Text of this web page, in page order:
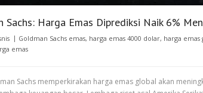
Sachs: Harga Emas Diprediksi Naik 6%
Goldman Sachs emas, harga emas 4000 dolar, harga emas
emas
Sachs memperkirakan harga emas global akan